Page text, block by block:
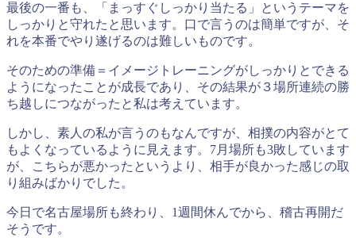
最後の一番も、「まっすぐしっかり当たる」というテーマを
しっかりと守れたと思います。口で言うのは簡単ですが、そ
れを本番でやり遂げるのは難しいものです。
そのための準備＝イメージトレーニングがしっかりとできる
ようになったことが成長であり、その結果が３場所連続の勝
ち越しにつながったと私は考えています。
しかし、素人の私が言うのもなんですが、相撲の内容がとて
もよくなっているように見えます。7月場所も3敗しています
が、こちらが悪かったというより、相手が良かった感じの取
り組みばかりでした。
今日で名古屋場所も終わり、1週間休んでから、稽古再開だ
そうです。